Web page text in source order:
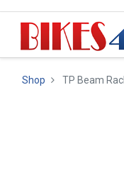
Shop TP Beam